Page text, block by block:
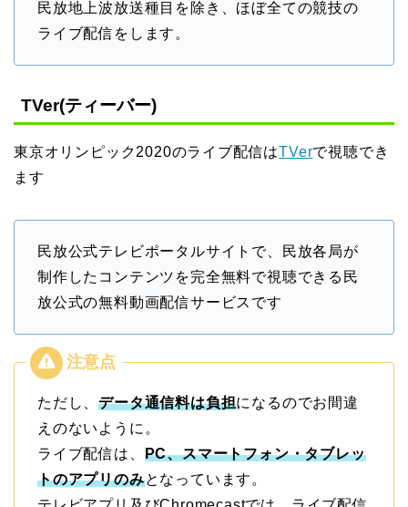
民放地上波放送種目を除き、ほぼ全ての競技の
ライブ配信をします。
TVer(ティーバー)
東京オリンピック2020のライブ配信はTVerで視聴でき
ます
民放公式テレビポータルサイトで、民放各局が
制作したコンテンツを完全無料で視聴できる民
放公式の無料動画配信サービスです
ただし、データ通信料は負担になるのでお間違
えのないように。
ライブ配信は、 PC、スマートフォン・タブレッ
トのアプリのみとなっています。